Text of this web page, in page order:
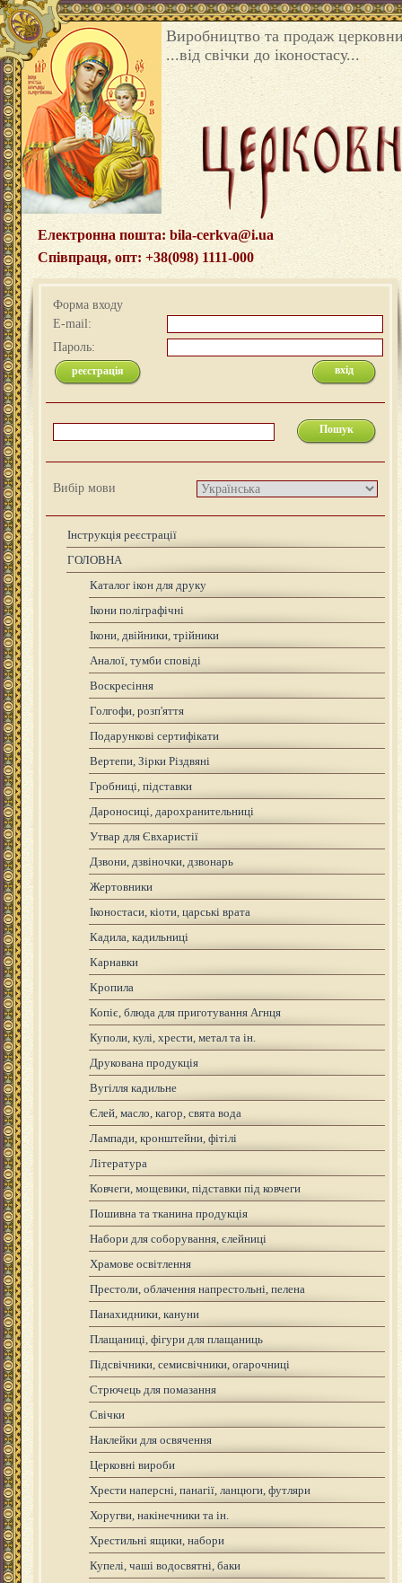
Виробництво та продаж
...від свічки до іконостасу...
Електронна пошта: bila-cerkva@i.ua
Співпраця, опт: +38(098) 1111-000
Форма входу
E-mail:
Пароль:
реєстрація
Вибір мови
Інструкція реєстрації
ГОЛОВНА
Каталог ікон для друку
Ікони поліграфічні
Ікони, двійники, трійники
Аналої, тумби сповіді
Воскресіння
Голгофи, розп'яття
Подарункові сертифікати
Вертепи, Зірки Різдвяні
Гробниці, підставки
Дароносиці, дарохранительниці
Утвар для Євхаристії
Дзвони, дзвіночки, дзвонарь
Жертовники
Іконостаси, кіоти, царські врата
Кадила, кадильниці
Карнавки
Кропила
Копіє, блюда для приготування Агнця
Куполи, кулі, хрести, метал та ін.
Друкована продукція
Вугілля кадильне
Єлей, масло, кагор, свята вода
Лампади, кронштейни, фітілі
Література
Ковчеги, мощевики, підставки під ковчеги
Пошивна та тканина продукція
Набори для соборування, єлейниці
Храмове освітлення
Престоли, облачення напрестольні, пелена
Панахидники, кануни
Плащаниці, фігури для плащаниць
Підсвічники, семисвічники, огарочниці
Стрючець для помазання
Свічки
Наклейки для освячення
Церковні вироби
Хрести наперсні, панагії, ланцюги, футляри
Хоругви, накінечники та ін.
Хрестильні ящики, набори
Купелі, чаші водосвятні, баки